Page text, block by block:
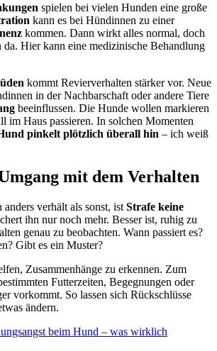
spielen bei vielen Hunden eine große
kann es bei Hündinnen zu einer
kommen. Dann wirkt alles normal, doch
Hier kann eine medizinische Behandlung
kommt Revierverhalten stärker vor. Neue
in der Nachbarschaft oder andere Tiere
beeinflussen. Die Hunde wollen markieren
im Haus passieren. In solchen Momenten
pinkelt plötzlich überall hin – ich weiß
mit dem Verhalten
verhält als sonst, ist Strafe keine
ihn nur noch mehr. Besser ist, ruhig zu
genau zu beobachten. Wann passiert es?
Gibt es ein Muster?
Zusammenhänge zu erkennen. Zum
Futterzeiten, Begegnungen oder
vorkommt. So lassen sich Rückschlüsse
ändern.
beim Hund – was wirklich